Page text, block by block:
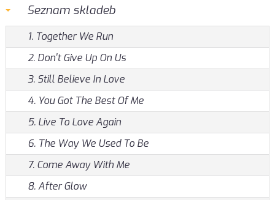
Seznam skladeb
1. Together We Run
2. Don't Give Up On Us
3. Still Believe In Love
4. You Got The Best Of Me
5. Live To Love Again
6. The Way We Used To Be
7. Come Away With Me
8. After Glow